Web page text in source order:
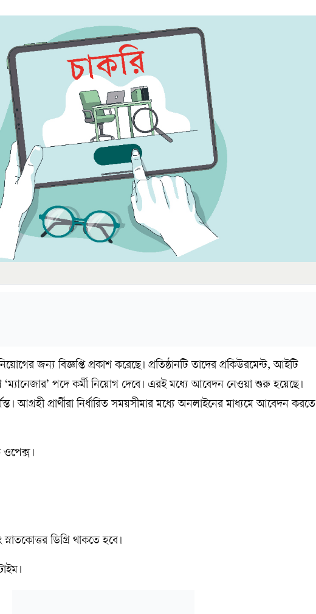
জন্য বিজ্ঞপ্তি প্রকাশ করেছে। প্রতিষ্ঠানটি তাদের প্রকিউরমেন্ট, আইটি
‘ম্যানেজার’ পদে কর্মী নিয়োগ দেবে। এরই মধ্যে আবেদন নেওয়া শুরু হয়েছে।
আগ্রহী প্রার্থীরা নির্ধারিত সময়সীমার মধ্যে অনলাইনের মাধ্যমে আবেদন করতে
ওপেক্স।
ডিগ্রি থাকতে হবে।